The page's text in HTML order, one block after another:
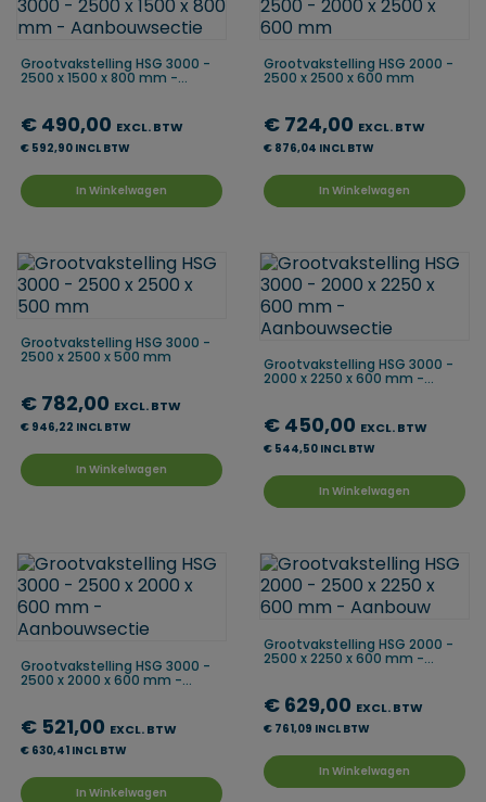
Grootvakstelling HSG 3000 -
2500 x 1500 x 800 mm -...
€ 490,00 EXCL. BTW
€ 592,90 INCL BTW
In Winkelwagen
Grootvakstelling HSG 2000 -
2500 x 2500 x 600 mm
€ 724,00 EXCL. BTW
€ 876,04 INCL BTW
In Winkelwagen
Grootvakstelling HSG 3000 -
2500 x 2500 x 500 mm
€ 782,00 EXCL. BTW
€ 946,22 INCL BTW
In Winkelwagen
Grootvakstelling HSG 3000 -
2000 x 2250 x 600 mm -...
€ 450,00 EXCL. BTW
€ 544,50 INCL BTW
In Winkelwagen
Grootvakstelling HSG 3000 -
2500 x 2000 x 600 mm -...
€ 521,00 EXCL. BTW
€ 630,41 INCL BTW
In Winkelwagen
Grootvakstelling HSG 2000 -
2500 x 2250 x 600 mm -...
€ 629,00 EXCL. BTW
€ 761,09 INCL BTW
In Winkelwagen